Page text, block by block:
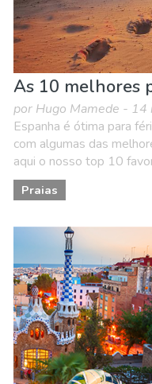
As 10 melhores
por Hugo Mamede - 14
Espanha é ótima para
com algumas das
aqui o nosso top 10
Praias